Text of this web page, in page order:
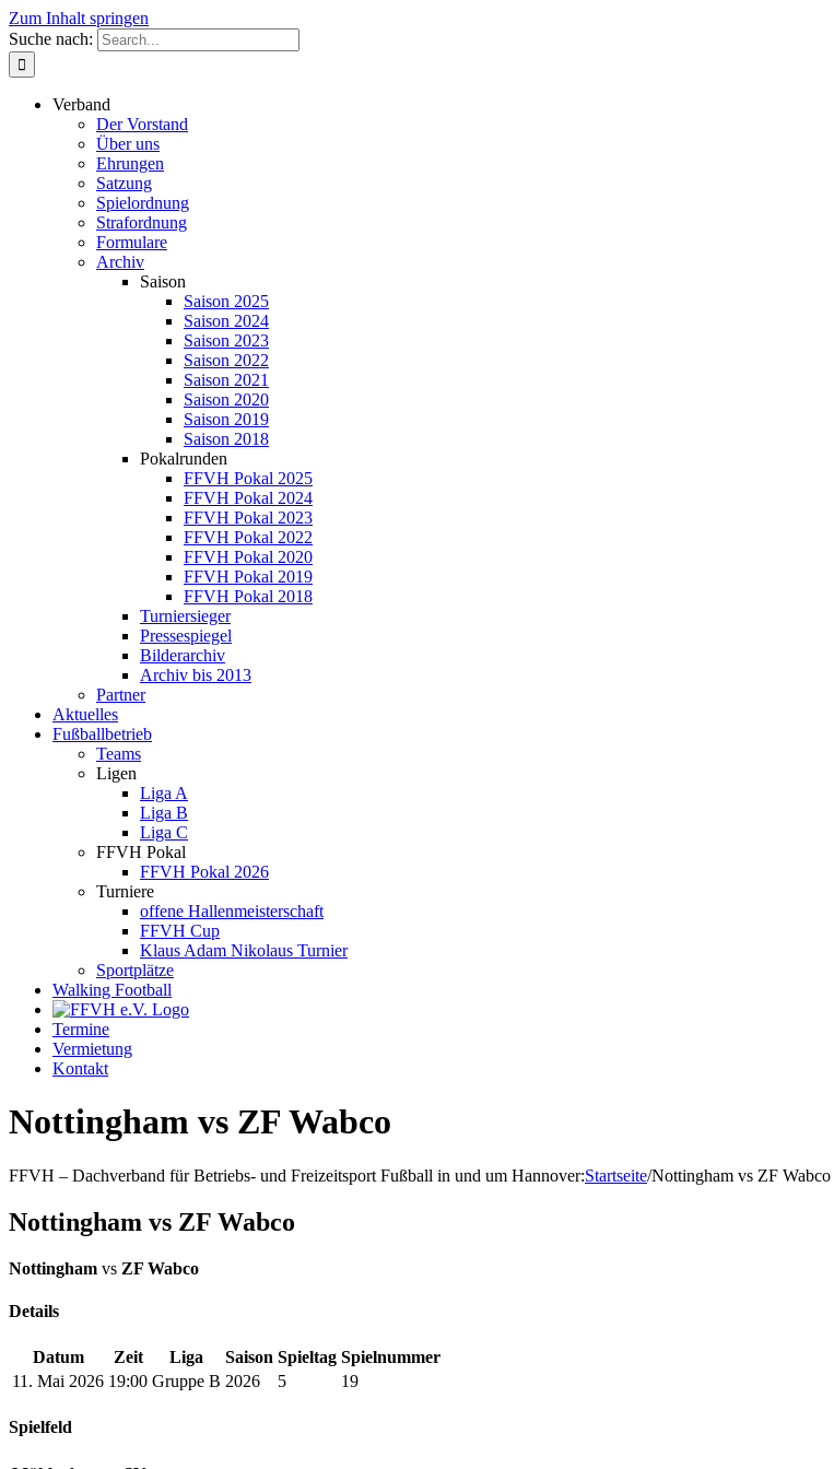
Zum Inhalt springen
Suche nach:
Verband
Der Vorstand
Über uns
Ehrungen
Satzung
Spielordnung
Strafordnung
Formulare
Archiv
Saison
Saison 2025
Saison 2024
Saison 2023
Saison 2022
Saison 2021
Saison 2020
Saison 2019
Saison 2018
Pokalrunden
FFVH Pokal 2025
FFVH Pokal 2024
FFVH Pokal 2023
FFVH Pokal 2022
FFVH Pokal 2020
FFVH Pokal 2019
FFVH Pokal 2018
Turniersieger
Pressespiegel
Bilderarchiv
Archiv bis 2013
Partner
Aktuelles
Fußballbetrieb
Teams
Ligen
Liga A
Liga B
Liga C
FFVH Pokal
FFVH Pokal 2026
Turniere
offene Hallenmeisterschaft
FFVH Cup
Klaus Adam Nikolaus Turnier
Sportplätze
Walking Football
Termine
Vermietung
Kontakt
Nottingham vs ZF Wabco
FFVH – Dachverband für Betriebs- und Freizeitsport Fußball in und um Hannover:Startseite/Nottingham vs ZF Wabco
Nottingham vs ZF Wabco
Nottingham vs ZF Wabco
Details
Datum Zeit Liga Saison Spieltag Spielnummer
11. Mai 2026 19:00 Gruppe B 2026 5 19
Spielfeld